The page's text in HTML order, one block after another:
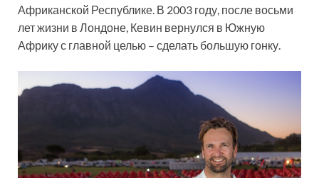
Африканской Республике. В 2003 году, после восьми
лет жизни в Лондоне, Кевин вернулся в Южную
Африку с главной целью – сделать большую гонку.